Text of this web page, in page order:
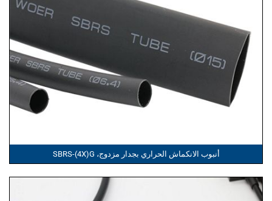
أنبوب الانكماش الحراري بجدار مزدوج، SBRS-(4X)G